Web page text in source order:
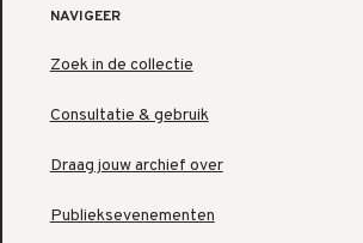
NAVIGEER
Zoek in de collectie
Consultatie & gebruik
Draag jouw archief over
Publieksevenementen